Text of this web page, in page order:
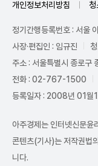
개인정보처리방침 청
정기간행등록번호 : 서울
사장·편집인 : 임규진
주소 : 서울특별시 종로
전화 : 02-767-1500
등록일자 : 2008년 01월
아주경제는 인터넷신문윤
콘텐츠(기사)는 저작권법
니다.